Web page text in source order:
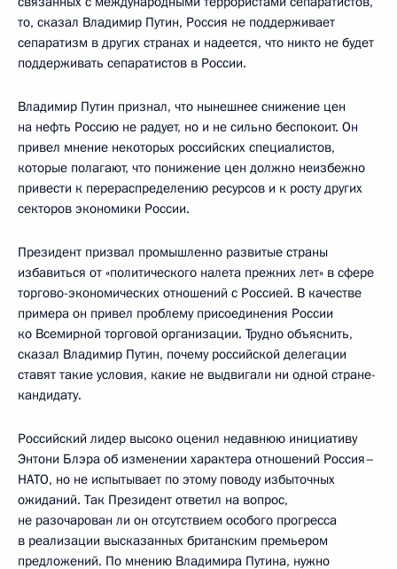
то, сказал Владимир Путин, Россия не поддерживает
сепаратизм в других странах и надеется, что никто не будет
поддерживать сепаратистов в России.
Владимир Путин признал, что нынешнее снижение цен
на нефть Россию не радует, но и не сильно беспокоит. Он
привел мнение некоторых российских специалистов,
которые полагают, что понижение цен должно неизбежно
привести к перераспределению ресурсов и к росту других
секторов экономики России.
Президент призвал промышленно развитые страны
избавиться от «политического налета прежних лет» в сфере
торгово-экономических отношений с Россией. В качестве
примера он привел проблему присоединения России
ко Всемирной торговой организации. Трудно объяснить,
сказал Владимир Путин, почему российской делегации
ставят такие условия, какие не выдвигали ни одной стране-
кандидату.
Российский лидер высоко оценил недавнюю инициативу
Энтони Блэра об изменении характера отношений Россия–
НАТО, но не испытывает по этому поводу избыточных
ожиданий. Так Президент ответил на вопрос,
не разочарован ли он отсутствием особого прогресса
в реализации высказанных британским премьером
предложений. По мнению Владимира Путина, нужно